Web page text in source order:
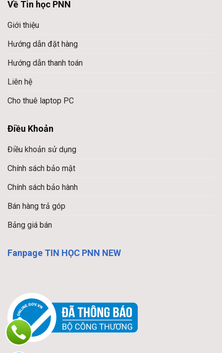
Về Tin học PNN
Giới thiệu
Hướng dẫn đặt hàng
Hướng dẫn thanh toán
Liên hệ
Cho thuê laptop PC
Điều Khoản
Điều khoản sử dụng
Chính sách bảo mật
Chính sách bảo hành
Bán hàng trả góp
Bảng giá bán
Fanpage TIN HỌC PNN NEW